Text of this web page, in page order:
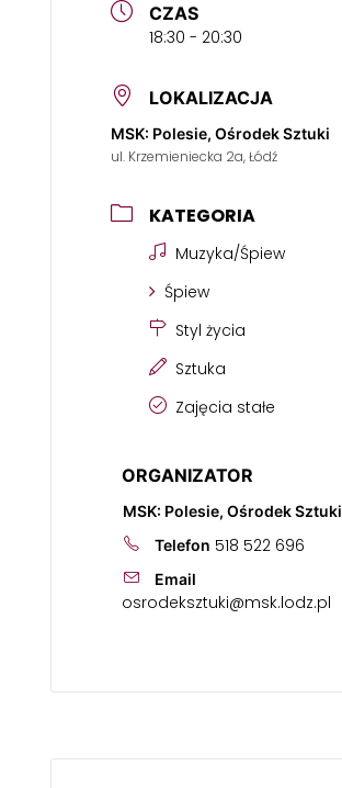
CZAS
18:30 - 20:30
LOKALIZACJA
MSK: Polesie, Ośrodek Sztuki
ul. Krzemieniecka 2a, Łódź
KATEGORIA
Muzyka/Śpiew
Śpiew
Styl życia
Sztuka
Zajęcia stałe
ORGANIZATOR
MSK: Polesie, Ośrodek Sztuki
Telefon 518 522 696
Email
osrodeksztuki@msk.lodz.pl